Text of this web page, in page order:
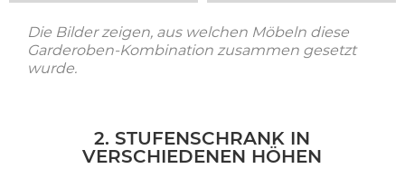
Die Bilder zeigen, aus welchen Möbeln diese
Garderoben-Kombination zusammen gesetzt
wurde.
2. STUFENSCHRANK IN
VERSCHIEDENEN HÖHEN